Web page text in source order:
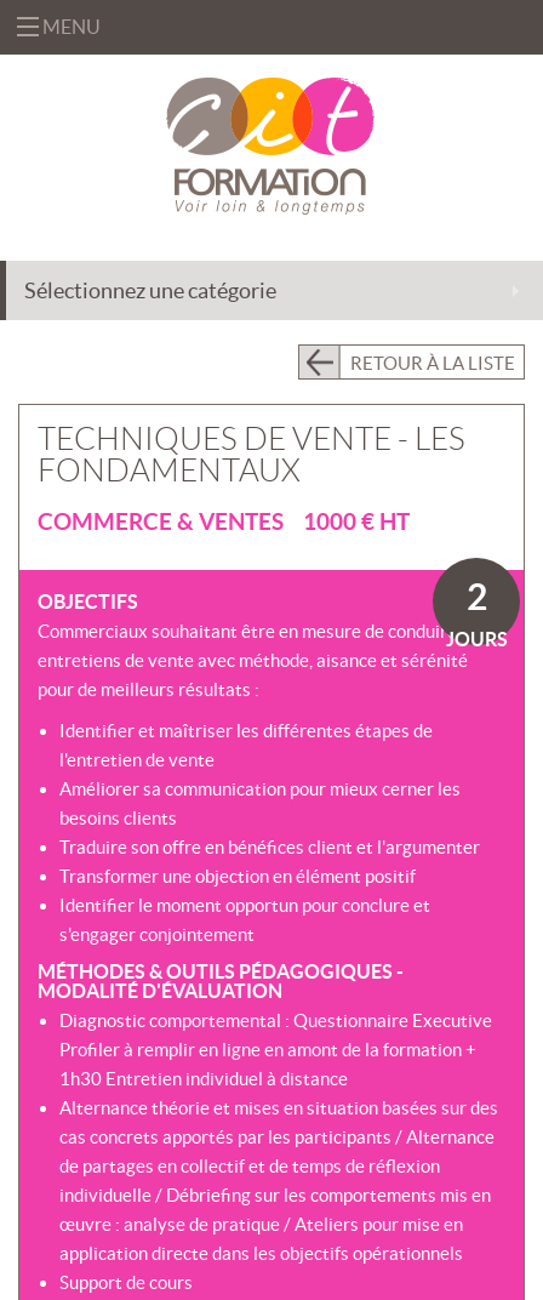
MENU
INFORMATIQUE
MANAGEMENT
&
FORMATION
DÉLÉGATION
FORMATEURS
ASSISTANCE
DÉVELOPPEMENT
CPF
ACCORD
ENTREPRISES
CENTRE
PRÉSENTIEL
INTRA
PRÉSENTIEL
COACHING
BLENDED
MULTI-
MALLETTE
QUI
NOUS
PRÉSENTATION
DÉMARCHE
ÉQUIPES
ACTIONS
NOTRE
CENTRE
RÉSEAU
NATIONAL
Sélectionnez une catégorie
RETOUR À LA LISTE
TECHNIQUES DE VENTE - LES
FONDAMENTAUX
COMMERCE & VENTES 1000 € HT
OBJECTIFS
Commerciaux souhaitant être en mesure de conduire leurs
entretiens de vente avec méthode, aisance et sérénité
pour de meilleurs résultats :
Identifier et maîtriser les différentes étapes de
l'entretien de vente
Améliorer sa communication pour mieux cerner les
besoins clients
Traduire son offre en bénéfices client et l'argumenter
Transformer une objection en élément positif
Identifier le moment opportun pour conclure et
s'engager conjointement
MÉTHODES & OUTILS PÉDAGOGIQUES -
MODALITÉ D'ÉVALUATION
Diagnostic comportemental : Questionnaire Executive
Profiler à remplir en ligne en amont de la formation +
1h30 Entretien individuel à distance
Alternance théorie et mises en situation basées sur des
cas concrets apportés par les participants / Alternance
de partages en collectif et de temps de réflexion
individuelle / Débriefing sur les comportements mis en
œuvre : analyse de pratique / Ateliers pour mise en
application directe dans les objectifs opérationnels
Support de cours
2
JOURS